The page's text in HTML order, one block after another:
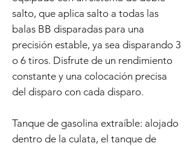
salto, que aplica salto a todas las
balas BB disparadas para una
precisión estable, ya sea disparando 3
o 6 tiros. Disfrute de un rendimiento
constante y una colocación precisa
del disparo con cada disparo.
Tanque de gasolina extraíble: alojado
dentro de la culata, el tanque de